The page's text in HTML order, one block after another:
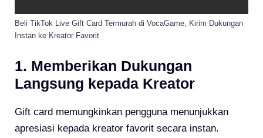
Beli TikTok Live Gift Card Termurah di VocaGame, Kirim Dukungan
Instan ke Kreator Favorit
1. Memberikan Dukungan
Langsung kepada Kreator
Gift card memungkinkan pengguna menunjukkan
apresiasi kepada kreator favorit secara instan.